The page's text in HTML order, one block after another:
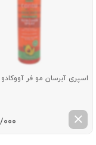
اسپری آبرسان مو فر آووکادو
000